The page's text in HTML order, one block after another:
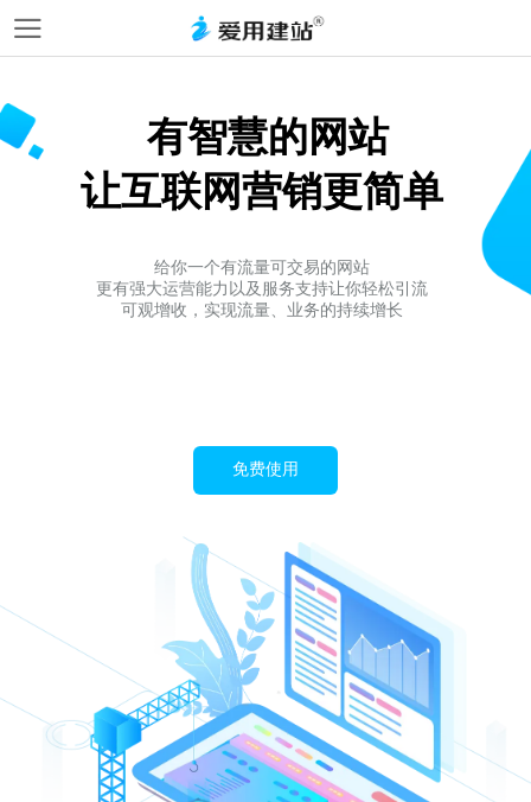
免费使用
有智慧的网站
让互联网营销更简单
给你一个有流量可交易的网站
更有强大运营能力以及服务支持让你轻松引流
可观增收，实现流量、业务的持续增长